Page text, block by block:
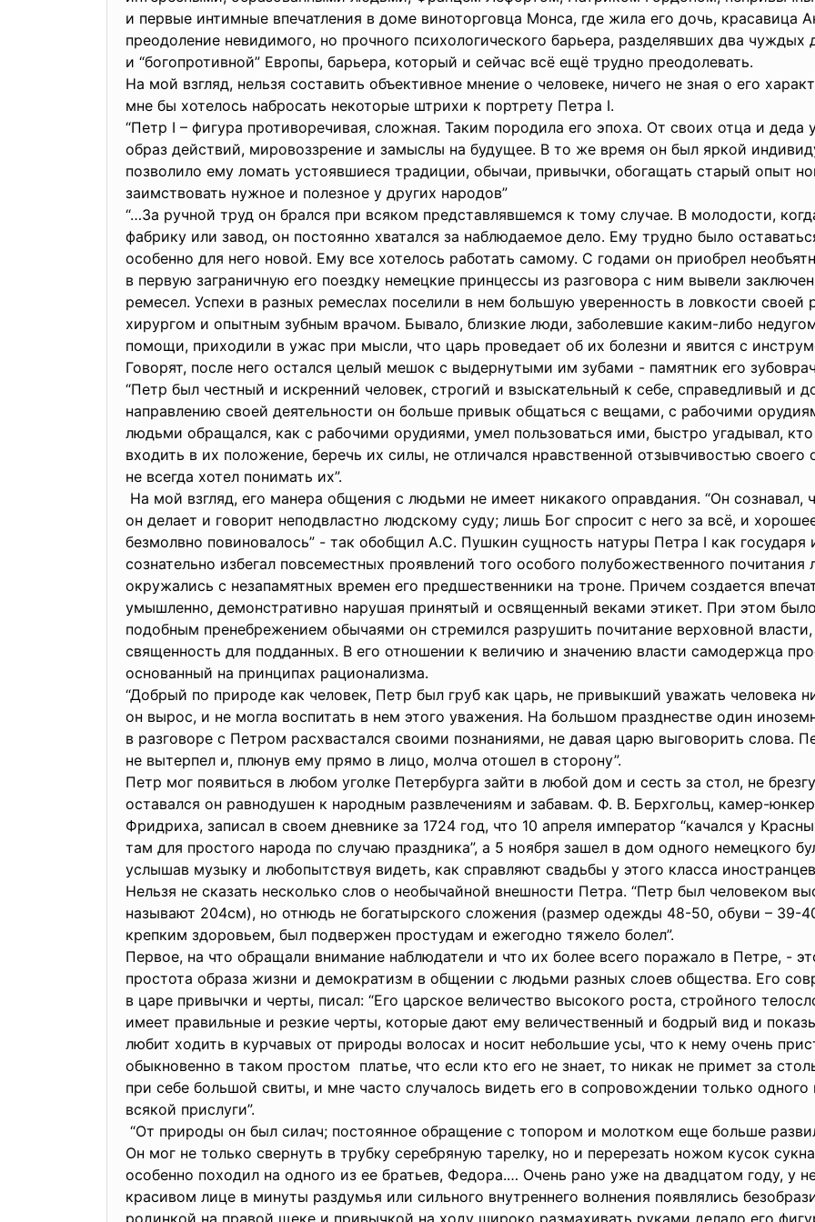
и первые интимные впечатления в доме виноторговца Монса, где жила его дочь, красавица
преодоление невидимого, но прочного психологического барьера, разделявших два чуждых
и “богопротивной” Европы, барьера, который и сейчас всё ещё трудно преодолевать.
На мой взгляд, нельзя составить объективное мнение о человеке, ничего не зная о его
мне бы хотелось набросать некоторые штрихи к портрету Петра I.
“Петр I – фигура противоречивая, сложная. Таким породила его эпоха. От своих отца и деда
образ действий, мировоззрение и замыслы на будущее. В то же время он был яркой
позволило ему ломать устоявшиеся традиции, обычаи, привычки, обогащать старый опыт
заимствовать нужное и полезное у других народов”
“…За ручной труд он брался при всяком представлявшемся к тому случае. В молодости,
фабрику или завод, он постоянно хватался за наблюдаемое дело. Ему трудно было
особенно для него новой. Ему все хотелось работать самому. С годами он приобрел
в первую заграничную его поездку немецкие принцессы из разговора с ним вывели
ремесел. Успехи в разных ремеслах поселили в нем большую уверенность в ловкости своей
хирургом и опытным зубным врачом. Бывало, близкие люди, заболевшие каким-либо
помощи, приходили в ужас при мысли, что царь проведает об их болезни и явится с
Говорят, после него остался целый мешок с выдернутыми им зубами - памятник его
“Петр был честный и искренний человек, строгий и взыскательный к себе, справедливый и
направлению своей деятельности он больше привык общаться с вещами, с рабочими
людьми обращался, как с рабочими орудиями, умел пользоваться ими, быстро угадывал,
входить в их положение, беречь их силы, не отличался нравственной отзывчивостью
не всегда хотел понимать их”.
На мой взгляд, его манера общения с людьми не имеет никакого оправдания. “Он сознавал,
он делает и говорит неподвластно людскому суду; лишь Бог спросит с него за всё, и
безмолвно повиновалось” - так обобщил А.С. Пушкин сущность натуры Петра I как государя
сознательно избегал повсеместных проявлений того особого полубожественного
окружались с незапамятных времен его предшественники на троне. Причем создается
умышленно, демонстративно нарушая принятый и освященный веками этикет. При этом
подобным пренебрежением обычаями он стремился разрушить почитание верховной
священность для подданных. В его отношении к величию и значению власти самодержца
основанный на принципах рационализма.
“Добрый по природе как человек, Петр был груб как царь, не привыкший уважать человека
он вырос, и не могла воспитать в нем этого уважения. На большом празднестве один
в разговоре с Петром расхвастался своими познаниями, не давая царю выговорить слова.
не вытерпел и, плюнув ему прямо в лицо, молча отошел в сторону”.
Петр мог появиться в любом уголке Петербурга зайти в любой дом и сесть за стол, не
оставался он равнодушен к народным развлечениям и забавам. Ф. В. Берхгольц, камер-
Фридриха, записал в своем дневнике за 1724 год, что 10 апреля император “качался у
там для простого народа по случаю праздника”, а 5 ноября зашел в дом одного немецкого
услышав музыку и любопытствуя видеть, как справляют свадьбы у этого класса
Нельзя не сказать несколько слов о необычайной внешности Петра. “Петр был человеком
называют 204см), но отнюдь не богатырского сложения (размер одежды 48-50, обуви – 39-
крепким здоровьем, был подвержен простудам и ежегодно тяжело болел”.
Первое, на что обращали внимание наблюдатели и что их более всего поражало в Петре, -
простота образа жизни и демократизм в общении с людьми разных слоев общества. Его
в царе привычки и черты, писал: “Его царское величество высокого роста, стройного
имеет правильные и резкие черты, которые дают ему величественный и бодрый вид и
любит ходить в курчавых от природы волосах и носит небольшие усы, что к нему очень
обыкновенно в таком простом платье, что если кто его не знает, то никак не примет за
при себе большой свиты, и мне часто случалось видеть его в сопровождении только
всякой прислуги”.
“От природы он был силач; постоянное обращение с топором и молотком еще больше
Он мог не только свернуть в трубку серебряную тарелку, но и перерезать ножом кусок
особенно походил на одного из ее братьев, Федора.… Очень рано уже на двадцатом году, у
красивом лице в минуты раздумья или сильного внутреннего волнения появлялись
родинкой на правой щеке и привычкой на ходу широко размахивать руками делало его